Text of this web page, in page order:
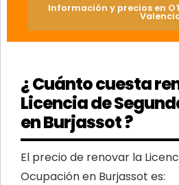
Información y precios en
¿ Cuánto cuesta
Licencia de
en Burjassot ?
El precio de renovar la
Ocupación en Burjassot es: